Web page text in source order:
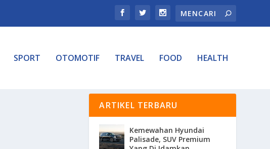
SPORT OTOMOTIF TRAVEL FOOD HEALTH
ARTIKEL TERBARU
Kemewahan Hyundai
Palisade, SUV Premium